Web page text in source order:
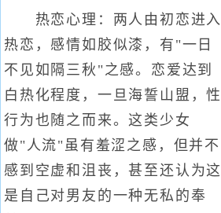
热恋心理：两人由初恋进入
热恋，感情如胶似漆，有"一日
不见如隔三秋"之感。恋爱达到
白热化程度，一旦海誓山盟，性
行为也随之而来。这类少女
做"人流"虽有羞涩之感，但并不
感到空虚和沮丧，甚至还认为这
是自己对男友的一种无私的奉